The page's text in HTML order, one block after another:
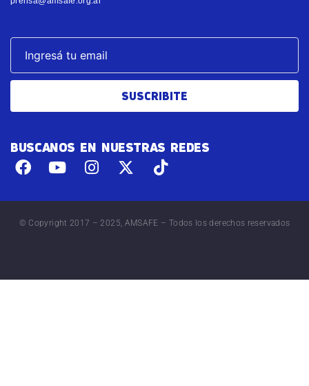
SUSCRIBITE
BUSCANOS EN NUESTRAS REDES
© Copyright 2017 – 2025, AMSAFE – Todos los derechos reservados